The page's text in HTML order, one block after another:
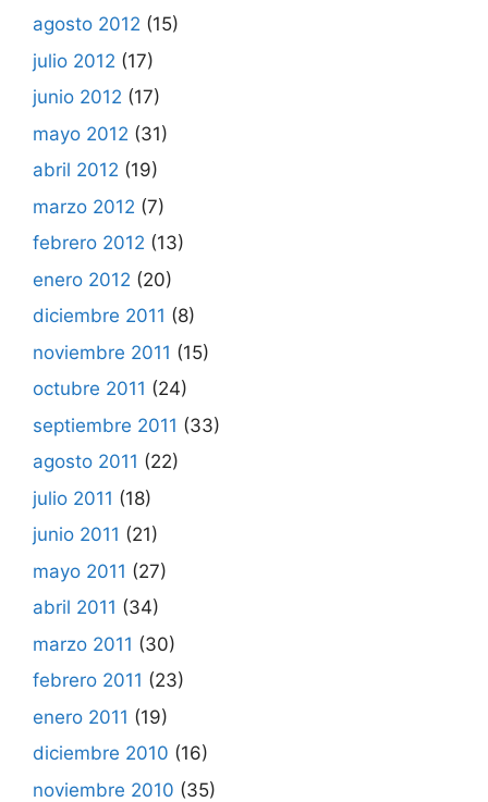
agosto 2012 (15)
julio 2012 (17)
junio 2012 (17)
mayo 2012 (31)
abril 2012 (19)
marzo 2012 (7)
febrero 2012 (13)
enero 2012 (20)
diciembre 2011 (8)
noviembre 2011 (15)
octubre 2011 (24)
septiembre 2011 (33)
agosto 2011 (22)
julio 2011 (18)
junio 2011 (21)
mayo 2011 (27)
abril 2011 (34)
marzo 2011 (30)
febrero 2011 (23)
enero 2011 (19)
diciembre 2010 (16)
noviembre 2010 (35)